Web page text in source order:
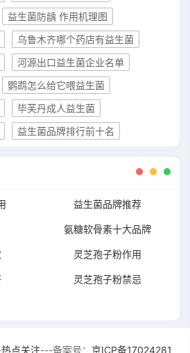
益生菌防龋 作用机理图
乌鲁木齐哪个药店有益生菌
河源出口益生菌企业名单
鹦鹉怎么给它喂益生菌
毕芙丹成人益生菌
益生菌品牌排行前十名
益生菌品牌推荐
氨糖软骨素十大品牌
灵芝孢子粉作用
灵芝孢子粉禁忌
热点关注---备案号： 京ICP备17024281